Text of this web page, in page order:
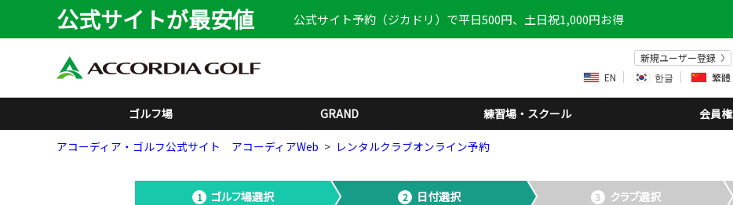
公式サイトが最安値 公式サイト予約（ジカドリ）で平日500円、土日祝1,000円お得
新規ユーザー登録
EN
한글 繁體
ゴルフ場 GRAND 練習場・スクール 会員権
アコーディア・ゴルフ公式サイト アコーディアWeb レンタルクラブオンライン予約
ゴルフ場選択 日付選択 クラブ選択